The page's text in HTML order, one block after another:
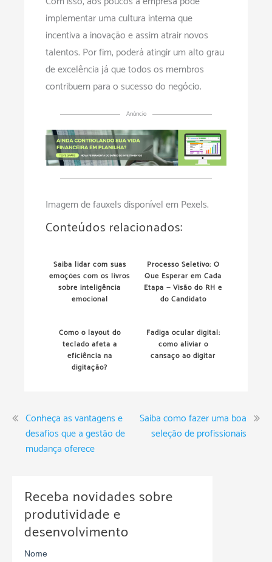
implementar uma cultura interna que
incentiva a inovação e assim atrair novos
talentos. Por fim, poderá atingir um alto grau
de excelência já que todos os membros
contribuem para o sucesso do negócio.
Anúncio
Imagem de fauxels disponível em Pexels.
Conteúdos relacionados:
Saiba lidar com suas
emoções com os livros
sobre inteligência
emocional
Processo Seletivo: O
Que Esperar em Cada
Etapa — Visão do RH e
do Candidato
Como o layout do
teclado afeta a
eficiência na
digitação?
Fadiga ocular digital:
como aliviar o
cansaço ao digitar
Conheça as vantagens e
desafios que a gestão de
mudança oferece
Saiba como fazer uma boa
seleção de profissionais
Receba novidades sobre
produtividade e
desenvolvimento